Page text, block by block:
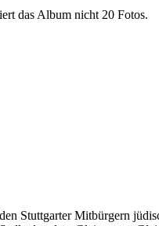
das Album nicht 20 Fotos.
Stuttgarter Mitbürgern